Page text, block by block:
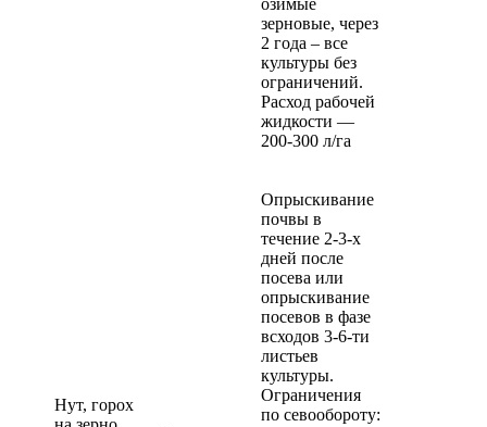
озимые
зерновые, через
2 года – все
культуры без
ограничений.
Расход рабочей
жидкости —
200-300 л/га
Нут, горох
Опрыскивание
почвы в
течение 2-3-х
дней после
посева или
опрыскивание
посевов в фазе
всходов 3-6-ти
листьев
культуры.
Ограничения
по севообороту: